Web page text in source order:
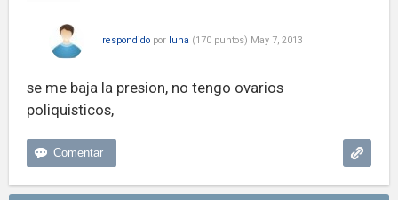
respondido por luna (170 puntos) May 7, 2013
se me baja la presion, no tengo ovarios
poliquisticos,